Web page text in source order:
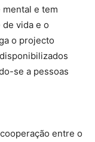
mental e tem
vida e o
o projecto
se a pessoas
entre o